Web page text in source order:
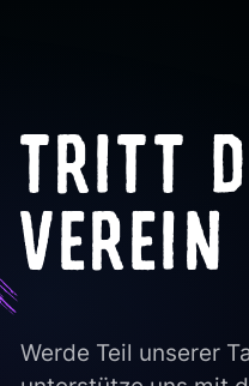
TRITT
VEREIN
Werde Teil unserer